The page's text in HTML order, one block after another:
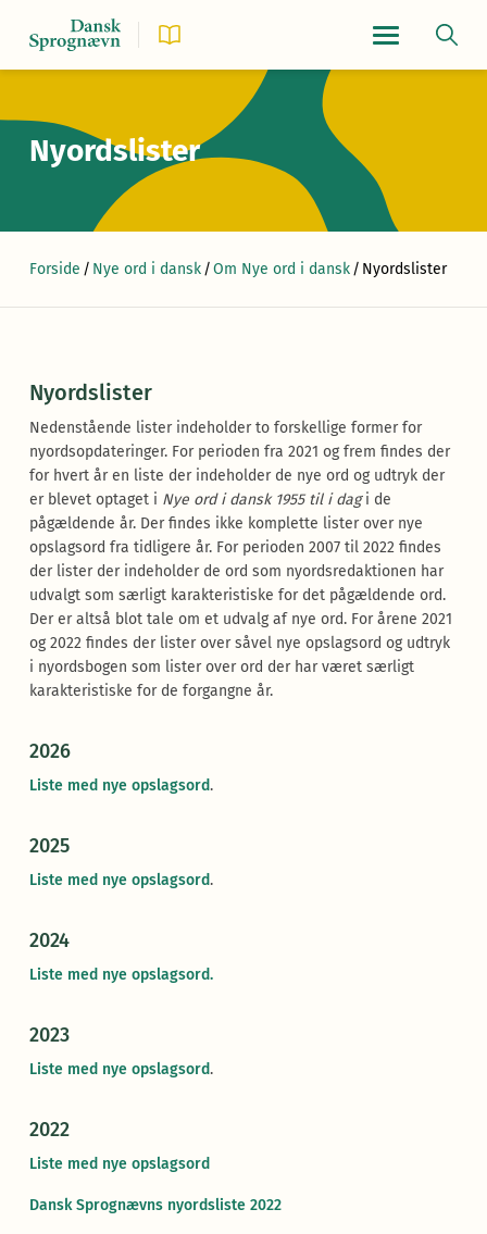
Nyordslister
Forside / Nye ord i dansk/Om Nye ord i dansk/ Nyordslister
Nyordslister
Nedenstående lister indeholder to forskellige former for
nyordsopdateringer. For perioden fra 2021 og frem findes der
for hvert år en liste der indeholder de nye ord og udtryk der
er blevet optaget i Nye ord i dansk 1955 til i dagi de
pågældende år. Der findes ikke komplette lister over nye
opslagsord fra tidligere år. For perioden 2007 til 2022 findes
der lister der indeholder de ord som nyordsredaktionen har
udvalgt som særligt karakteristiske for det pågældende ord.
Der er altså blot tale om et udvalg af nye ord. For årene 2021
og 2022 findes der lister over såvel nye opslagsord og udtryk
i nyordsbogen som lister over ord der har været særligt
karakteristiske for de forgangne år.
2026
Liste med nye opslagsord.
2025
Liste med nye opslagsord.
2024
Liste med nye opslagsord.
2023
Liste med nye opslagsord.
2022
Liste med nye opslagsord
Dansk Sprognævns nyordsliste 2022